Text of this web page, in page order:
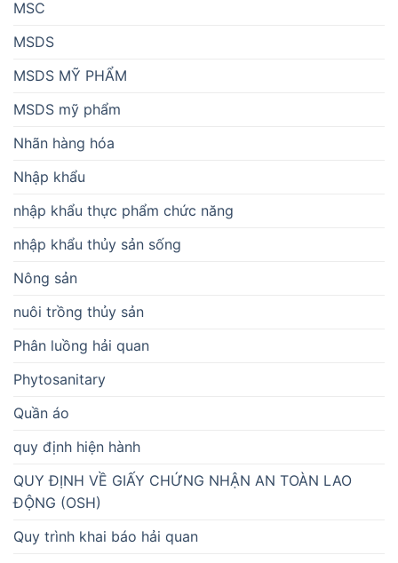
MSC
MSDS
MSDS MỸ PHẨM
MSDS mỹ phẩm
Nhãn hàng hóa
Nhập khẩu
nhập khẩu thực phẩm chức năng
nhập khẩu thủy sản sống
Nông sản
nuôi trồng thủy sản
Phân luồng hải quan
Phytosanitary
Quần áo
quy định hiện hành
QUY ĐỊNH VỀ GIẤY CHỨNG NHẬN AN TOÀN LAO
ĐỘNG (OSH)
Quy trình khai báo hải quan